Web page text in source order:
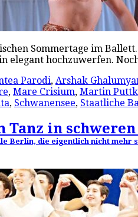
Sommertage im
elegant hochzuwerfen.
Parodi, Arshak
, Mare Crisium, Martin
, Schwanensee, Staatliche
Tanz in
Berlin, die eigentlich nicht mehr